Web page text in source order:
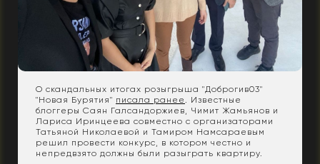
О скандальных итогах розыгрыша "Доброгив03"
"Новая Бурятия" писала ранее. Известные
блоггеры Саян Галсандоржиев, Чимит Жамьянов и
Лариса Иринцеева совместно с организаторами
Татьяной Николаевой и Тамиром Намсараевым
решил провести конкурс, в котором честно и
непредвзято должны были разыграть квартиру.